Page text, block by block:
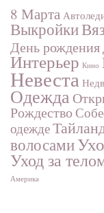
8 Марта
Выкройки
День рождения
Интерьер Кино
Невеста
Одежда
Рождество
одежде
волосами
Уход за
Америка